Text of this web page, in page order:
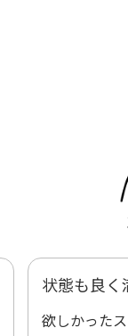
状態も良く
欲しかった